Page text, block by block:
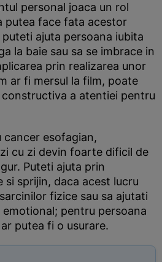
personal joaca un rol
face fata acestor
ajuta persoana iubita
la baie sau sa se imbrace in
prin realizarea unor
ar fi mersul la film, poate
a atentiei pentru
esofagian,
cu zi devin foarte dificil de
Puteti ajuta prin
si sprijin, daca acest lucru
fizice sau sa ajutati
pentru persoana
putea fi o usurare.